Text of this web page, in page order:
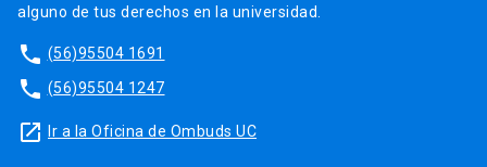
alguno de tus derechos en la universidad.
phone (56)95504 1691
phone (56)95504 1247
launch Ir a la Oficina de Ombuds UC